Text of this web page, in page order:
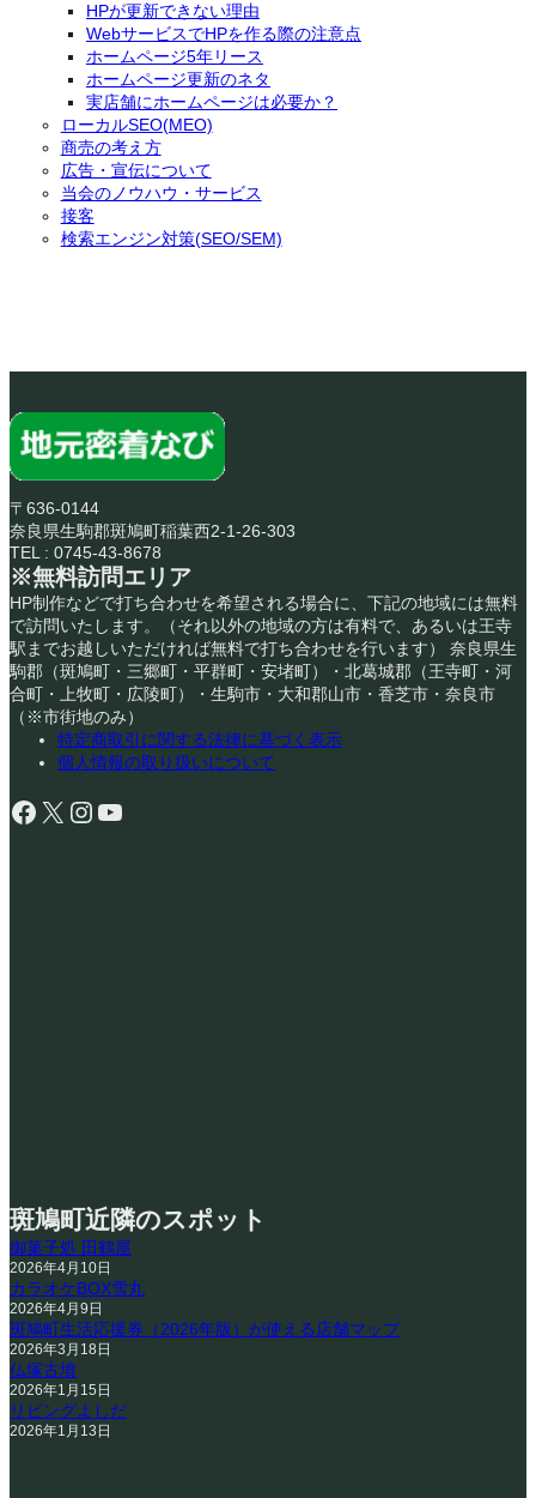
HPが更新できない理由
WebサービスでHPを作る際の注意点
ホームページ5年リース
ホームページ更新のネタ
実店舗にホームページは必要か？
ローカルSEO(MEO)
商売の考え方
広告・宣伝について
当会のノウハウ・サービス
接客
検索エンジン対策(SEO/SEM)
〒636-0144
奈良県生駒郡斑鳩町稲葉西2-1-26-303
TEL : 0745-43-8678
※無料訪問エリア
HP制作などで打ち合わせを希望される場合に、下記の地域には無料
で訪問いたします。（それ以外の地域の方は有料で、あるいは王寺
駅までお越しいただければ無料で打ち合わせを行います） 奈良県生
駒郡（斑鳩町・三郷町・平群町・安堵町）・北葛城郡（王寺町・河
合町・上牧町・広陵町）・生駒市・大和郡山市・香芝市・奈良市
（※市街地のみ）
特定商取引に関する法律に基づく表示
個人情報の取り扱いについて
Facebook X Instagram YouTube
斑鳩町近隣のスポット
御菓子処 田鶴屋
2026年4月10日
カラオケBOX雪丸
2026年4月9日
斑鳩町生活応援券（2026年版）が使える店舗マップ
2026年3月18日
仏塚古墳
2026年1月15日
リビングよしだ
2026年1月13日